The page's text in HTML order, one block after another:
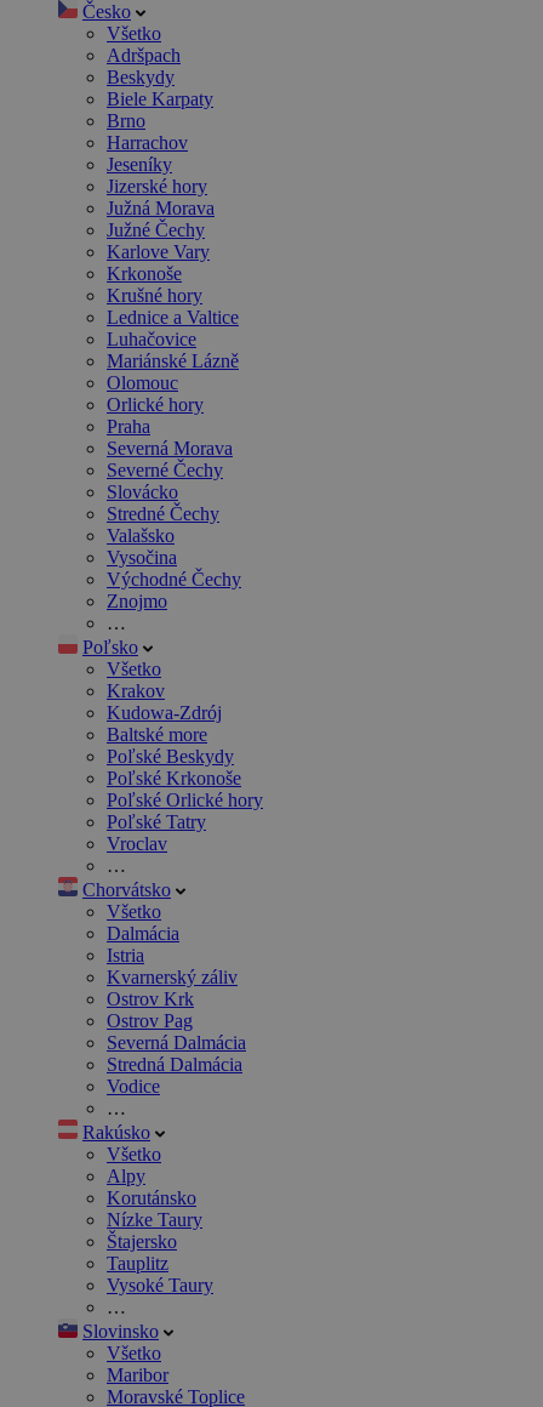
Česko
Všetko
Adršpach
Beskydy
Biele Karpaty
Brno
Harrachov
Jeseníky
Jizerské hory
Južná Morava
Južné Čechy
Karlove Vary
Krkonoše
Krušné hory
Lednice a Valtice
Luhačovice
Mariánské Lázně
Olomouc
Orlické hory
Praha
Severná Morava
Severné Čechy
Slovácko
Stredné Čechy
Valašsko
Vysočina
Východné Čechy
Znojmo
…
Poľsko
Všetko
Krakov
Kudowa-Zdrój
Baltské more
Poľské Beskydy
Poľské Krkonoše
Poľské Orlické hory
Poľské Tatry
Vroclav
…
Chorvátsko
Všetko
Dalmácia
Istria
Kvarnerský záliv
Ostrov Krk
Ostrov Pag
Severná Dalmácia
Stredná Dalmácia
Vodice
…
Rakúsko
Všetko
Alpy
Korutánsko
Nízke Taury
Štajersko
Tauplitz
Vysoké Taury
…
Slovinsko
Všetko
Maribor
Moravské Toplice